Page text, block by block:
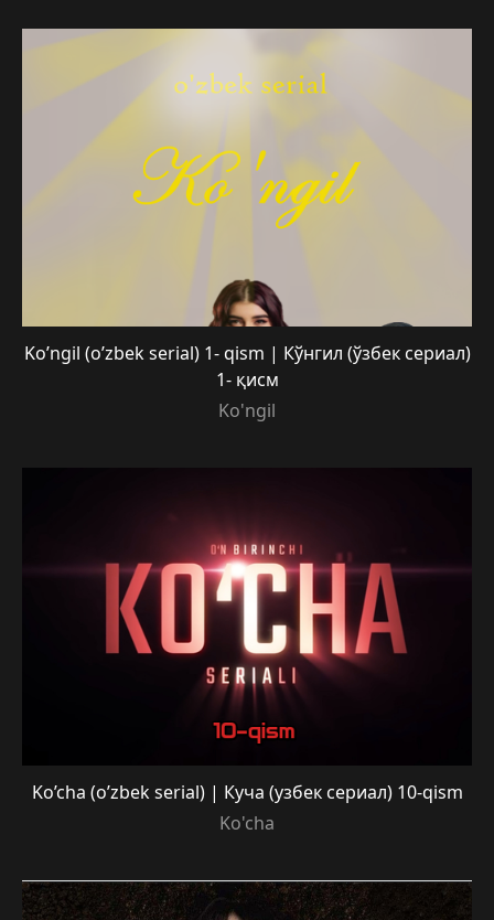
Ko’ngil (o’zbek serial) 1- qism | Кўнгил (ўзбек сериал)
1- қисм
Ko'ngil
Ko’cha (o’zbek serial) | Куча (узбек сериал) 10-qism
Ko'cha